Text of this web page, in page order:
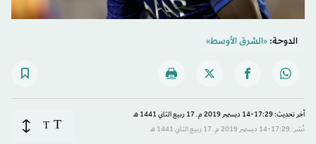
الدوحة:«الشرق الأوسط»
آخر تحديث: 17:29-14 ديسمبر 2019 م ـ 17 ربيع الثاني 1441 هـ
نُشر: 17:29-14 ديسمبر 2019 م ـ 17 ربيع الثاني 1441 هـ
T
T